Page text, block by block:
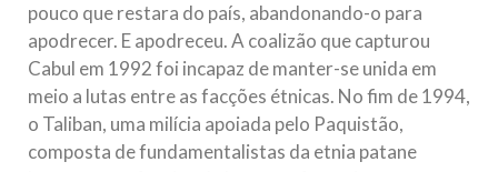
pouco que restara do país, abandonando-o para
apodrecer. E apodreceu. A coalizão que capturou
Cabul em 1992 foi incapaz de manter-se unida em
meio a lutas entre as facções étnicas. No fim de 1994,
o Taliban, uma milícia apoiada pelo Paquistão,
composta de fundamentalistas da etnia patane